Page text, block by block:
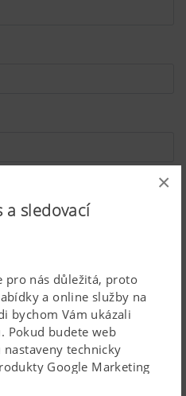
×
a sledovací
pro nás důležitá, proto
a online služby na
bychom Vám ukázali
Pokud budete web
technicky
Google Marketing
dáte svůj úplný souhlas